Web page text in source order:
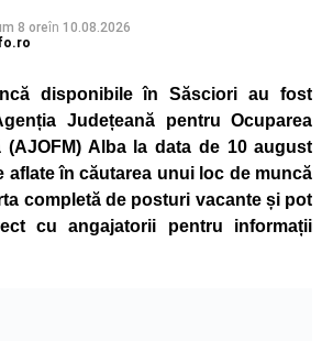
8 oreîn 10.08.2026
disponibile în Săsciori au fost
Județeană pentru Ocuparea
(AJOFM) Alba la data de 10 august
aflate în căutarea unui loc de muncă
completă de posturi vacante și pot
cu angajatorii pentru informații